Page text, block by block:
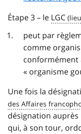
Étape 3 – le LGC
peut par
comme
conformément
« organisme
Une fois la
désignation
qui, à son tour,